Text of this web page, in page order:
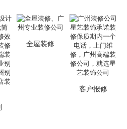
全屋装修
客户报修